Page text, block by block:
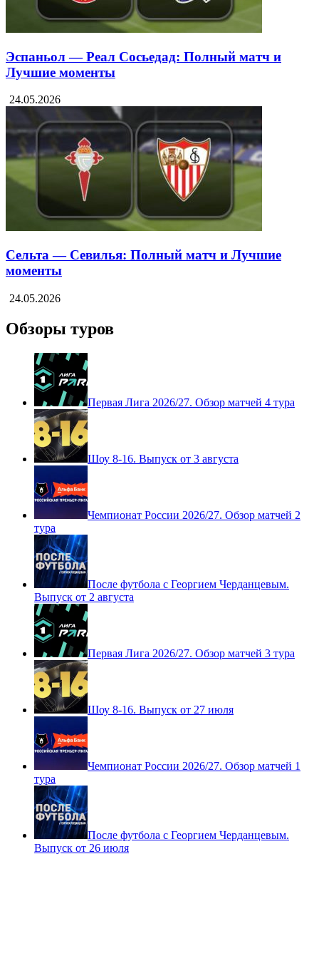
Эспаньол — Реал Сосьедад: Полный матч и
Лучшие моменты
24.05.2026
Сельта — Севилья: Полный матч и Лучшие
моменты
24.05.2026
Обзоры туров
Первая Лига 2026/27. Обзор матчей 4 тура
Шоу 8-16. Выпуск от 3 августа
Чемпионат России 2026/27. Обзор матчей 2
тура
После футбола с Георгием Черданцевым.
Выпуск от 2 августа
Первая Лига 2026/27. Обзор матчей 3 тура
Шоу 8-16. Выпуск от 27 июля
Чемпионат России 2026/27. Обзор матчей 1
тура
После футбола с Георгием Черданцевым.
Выпуск от 26 июля